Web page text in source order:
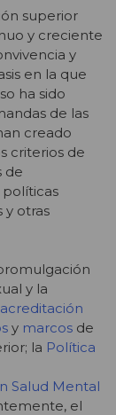
superior
y creciente
y
en la que
ha sido
de las
creado
criterios de
de
políticas
y otras
y la
acreditación
y marcos de
la Política
Salud Mental
el